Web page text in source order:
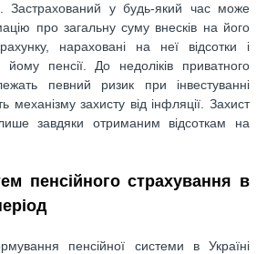
Застрахований у будь-який час може
про загальну суму внесків на його
нараховані на неї відсотки і
йому пенсії. До недоліків приватного
певний ризик при інвестуванні
механізму захисту від інфляції. Захист
завдяки отриманим відсоткам на
пенсійного страхування в
пенсійної системи в Україні